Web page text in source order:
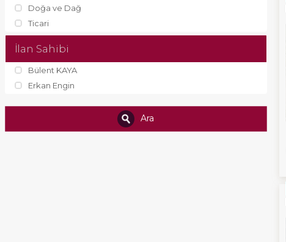
Doğa ve Dağ
Ticari
İlan Sahibi
Bülent KAYA
Erkan Engin
Ara